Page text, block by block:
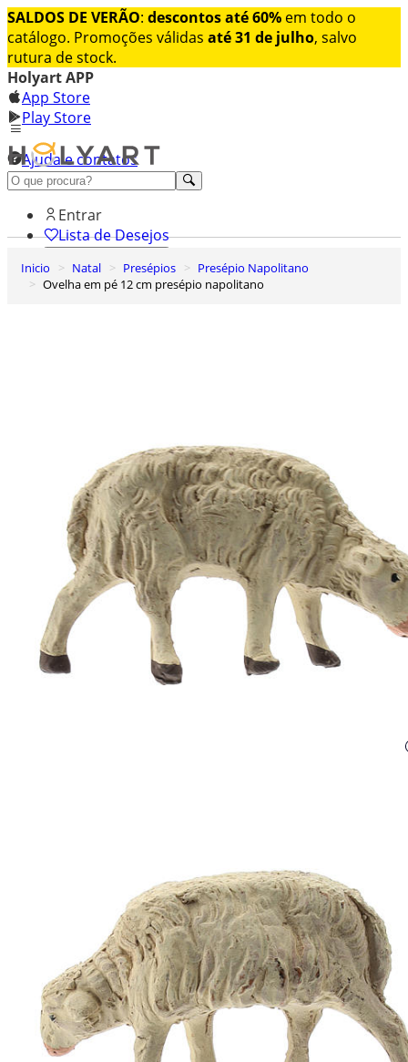
SALDOS DE VERÃO: descontos até 60% em todo o
catálogo. Promoções válidas até 31 de julho, salvo
rutura de stock.
Holyart APP
App Store
Play Store
Ajuda e contatos
Conheça premium
Entrar
Lista de Desejos
Carrinho de Compras
Inicio Natal Presépios
Presépio Napolitano
Ovelha em pé 12 cm presépio napolitano